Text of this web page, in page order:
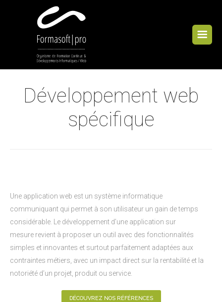
Développement web
spécifique
Une application web est un système informatique
communiquant qui permet à son utilisateur un gain de temps
considérable. Le développement d’une application sur
mesure revient à proposer un outil avec des fonctionnalités
simples et innovantes et surtout parfaitement adaptées aux
contraintes métiers, avec un impact direct sur la rentabilité et la
notoriété d’un projet, produit ou service.
DÉCOUVREZ NOS RÉFÉRENCES
Cookies management panel